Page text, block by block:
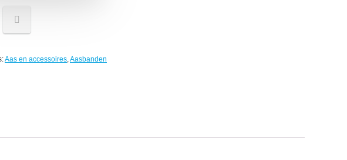
Aas en accessoires,Aasbanden